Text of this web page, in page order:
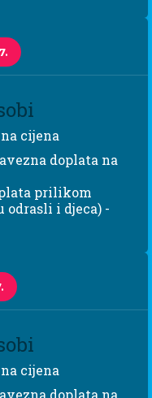
cijena
doplata na
prilikom
odrasli i djeca) -
cijena
doplata na